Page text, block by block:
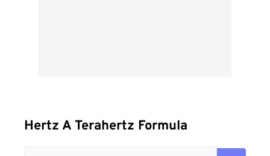
Hertz A Terahertz Formula